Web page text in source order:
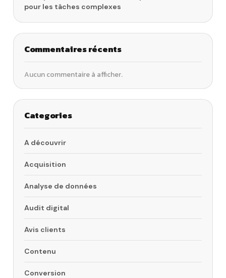
pour les tâches complexes
Commentaires récents
Aucun commentaire à afficher.
Categories
A découvrir
Acquisition
Analyse de données
Audit digital
Avis clients
Contenu
Conversion